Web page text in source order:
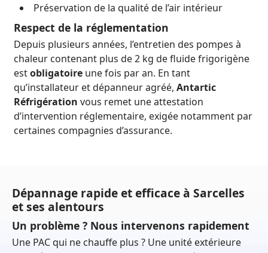
Préservation de la qualité de l’air intérieur
Respect de la réglementation
Depuis plusieurs années, l’entretien des pompes à
chaleur contenant plus de 2 kg de fluide frigorigène
estobligatoire une fois par an. En tant
qu’installateur et dépanneur agréé, Antartic
Réfrigération vous remet une attestation
d’intervention réglementaire, exigée notamment par
certaines compagnies d’assurance.
Dépannage rapide et efficace à Sarcelles
et ses alentours
Un problème ? Nous intervenons rapidement
Une PAC qui ne chauffe plus ? Une unité extérieure